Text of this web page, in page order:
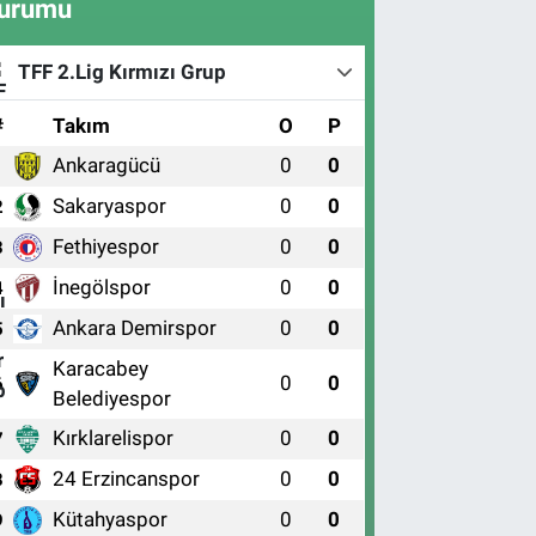
TFF 2.Lig Kırmızı Grup
Takım O P
Ankaragücü 0 0
Sakaryaspor 0 0
Fethiyespor 0 0
İnegölspor 0 0
Ankara Demirspor 0 0
Karacabey
Belediyespor
0 0
Kırklarelispor 0 0
24 Erzincanspor 0 0
Kütahyaspor 0 0